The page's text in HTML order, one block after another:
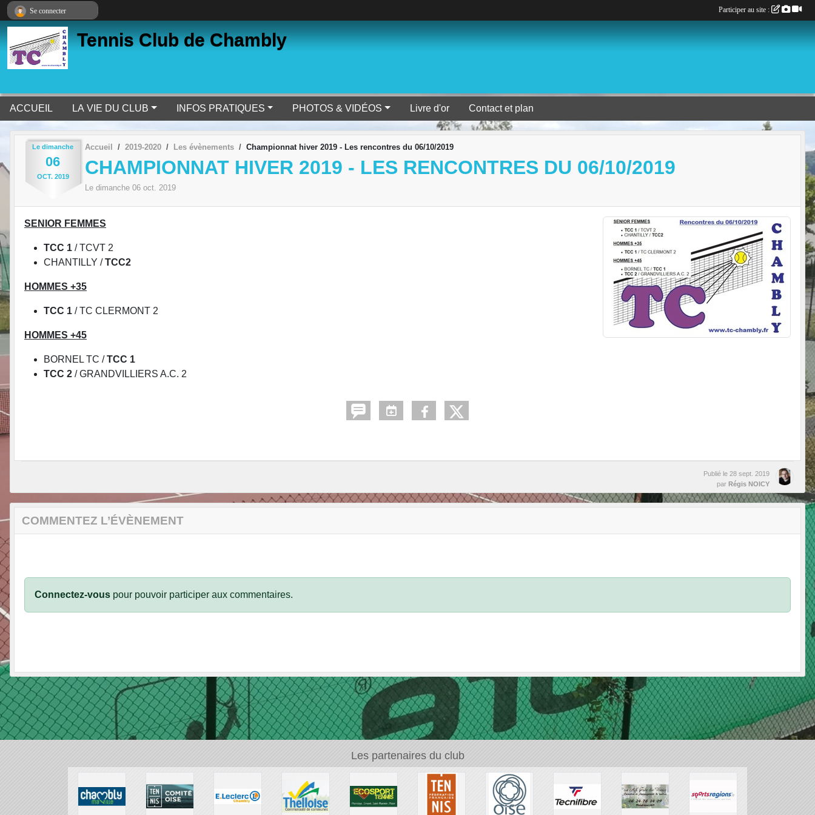
Tennis Club de Chambly
ACCUEIL LA VIE DU CLUB INFOS PRATIQUES PHOTOS & VIDÉOS Livre d'or Contact et plan
Le dimanche
06
OCT. 2019
Accueil 2019-2020 Les évènements Championnat hiver 2019 - Les rencontres du 06/10/2019
CHAMPIONNAT HIVER 2019 - LES RENCONTRES DU 06/10/2019
Le dimanche 06 oct. 2019
SENIOR FEMMES
TCC 1 / TCVT 2
CHANTILLY /TCC2
HOMMES +35
TCC 1 / TC CLERMONT 2
HOMMES +45
BORNEL TC /TCC 1
TCC 2 / GRANDVILLIERS A.C. 2
Publié le 28 sept. 2019
par Régis NOICY
COMMENTEZ L’ÉVÈNEMENT
Connectez-vous pour pouvoir participer aux commentaires.
Les partenaires du club
Se connecter Participer au site :
Panneau de gestion des cookies